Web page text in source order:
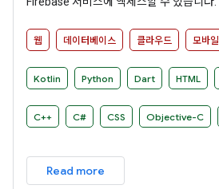
웹 데이터베이스 클라우드 모바일
Kotlin Python Dart HTML
C++ C# CSS Objective-C
Read more